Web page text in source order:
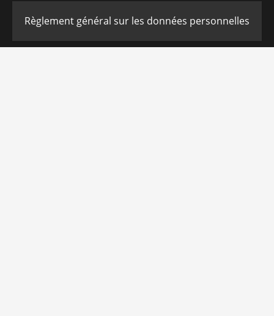
Règlement général sur les données personnelles